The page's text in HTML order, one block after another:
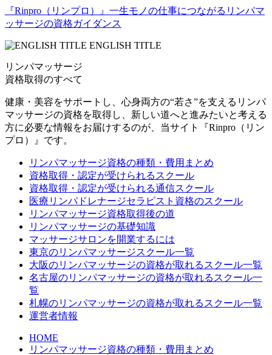
『Rinpro（リンプロ）』一生モノの仕事につながるリンパマ
ッサージの資格ガイダンス
リンパマッサージ
資格取得のすべて
健康・美容をサポートし、心身両方の“若さ”を支えるリンパ
マッサージの資格を取得し、新しい道へと進みたいと考える
方に必要な情報をお届けするのが、当サイト『Rinpro（リン
プロ）』です。
リンパマッサージ資格の種類・費用まとめ
資格取得・認定が受けられるスクール
資格取得・認定が受けられる通信スクール
医療リンパドレナージセラピスト資格のスクール
リンパマッサージ資格取得後の道
リンパマッサージの基礎知識
マッサージサロンを開業するには
東京のリンパマッサージスクール一覧
大阪のリンパマッサージの資格が取れるスクール一覧
名古屋のリンパマッサージの資格が取れるスクール一
覧
札幌のリンパマッサージの資格が取れるスクール一覧
運営者情報
HOME
リンパマッサージ資格の種類・費用まとめ